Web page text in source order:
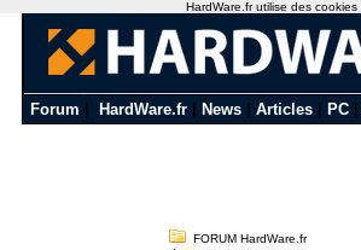
Forum HardWare.fr News Articles PC
FORUM HardWare.fr
HardWare.fr utilise des